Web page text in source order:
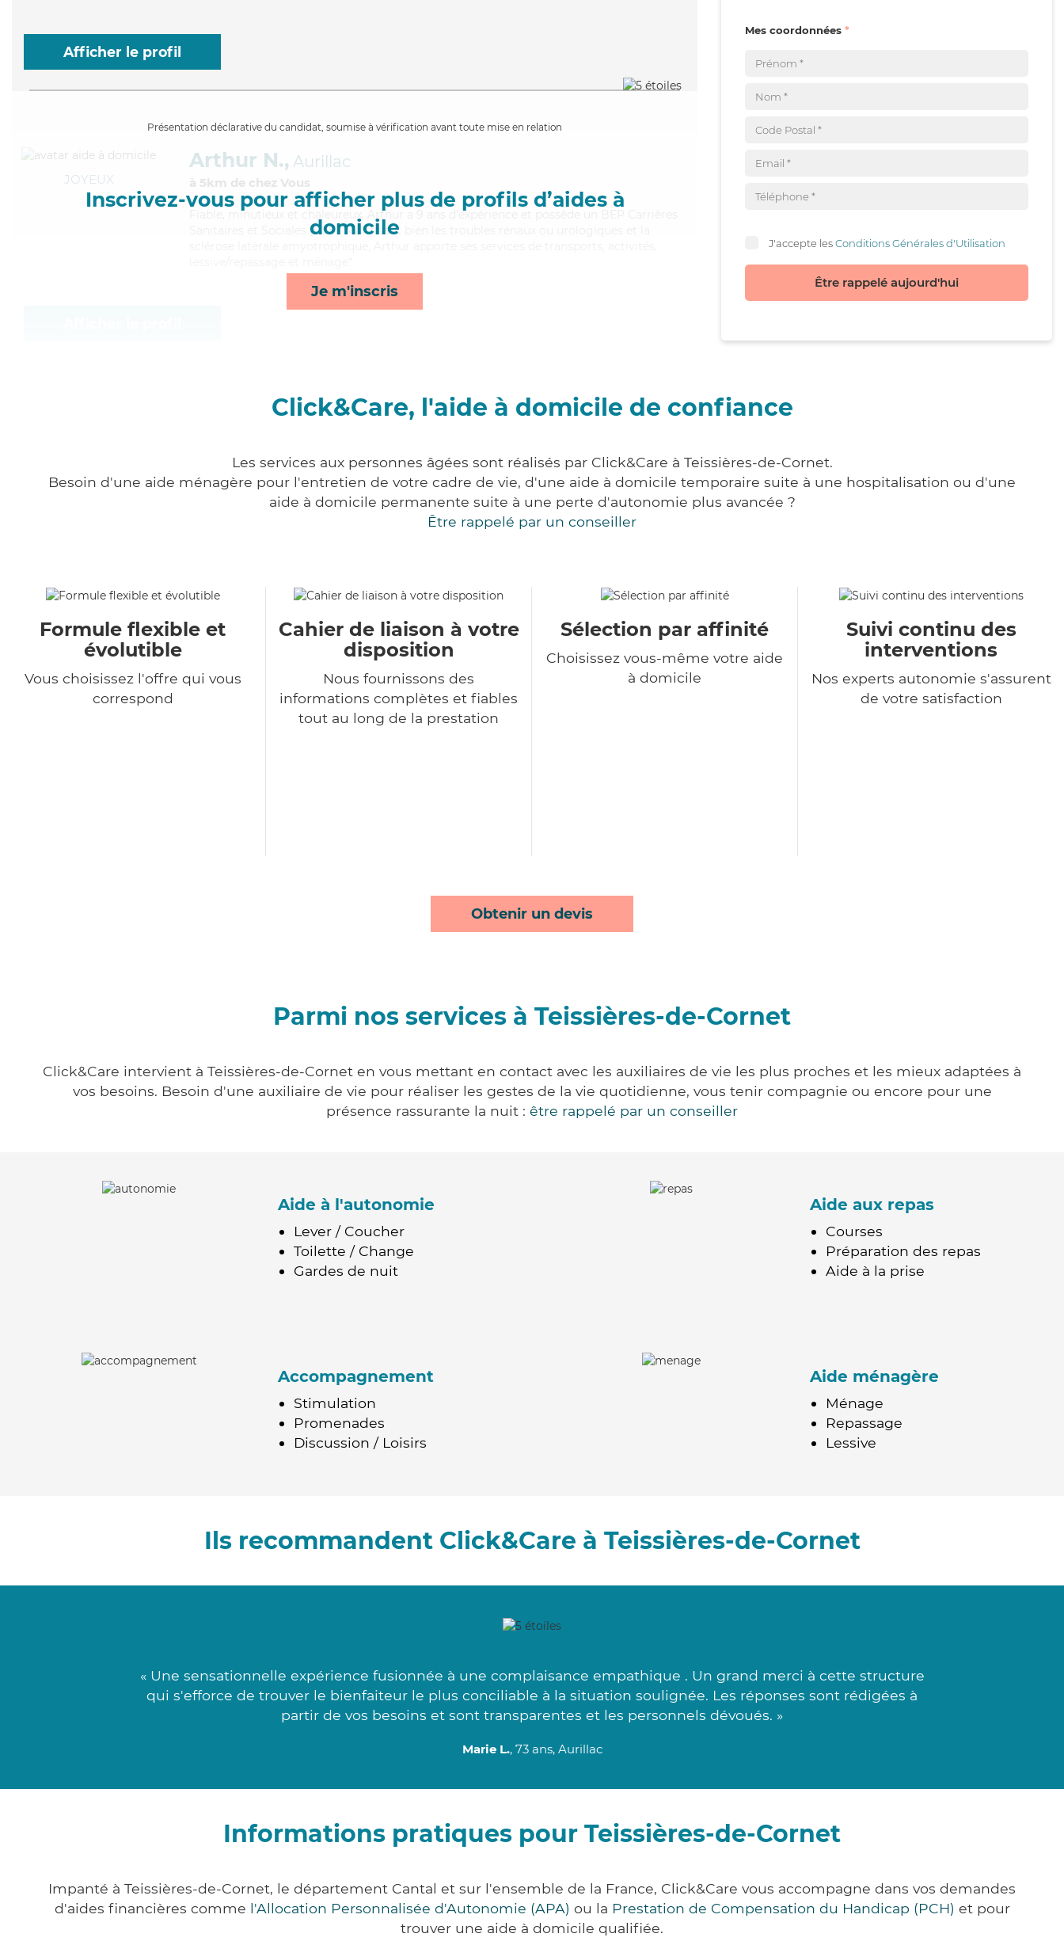
Afficher le profil
Présentation déclarative du candidat, soumise à vérification avant toute mise en relation
Inscrivez-vous pour afficher plus de profils d’aides à
domicile
Je m'inscris
JOYEUX
Arthur N., Aurillac
à 5km de chez Vous
, minutieux et chaleureux, Arthur a 9 ans d'expérience et possède un BEP Carrières
Sanitaires et Sociales (CSS). Maitrisant bien les troubles rénaux ou urologiques et la
Mes coordonnées
J'accepte lesConditions Générales d'Utilisation
Être rappelé aujourd'hui
Click&Care, l'aide à domicile de confiance
Les services aux personnes âgées sont réalisés par Click&Care à Teissières-de-Cornet.
Besoin d'une aide ménagère pour l'entretien de votre cadre de vie, d'une aide à domicile temporaire suite à une hospitalisation ou d'une
aide à domicile permanente suite à une perte d'autonomie plus avancée ?
Être rappelé par un conseiller
Formule flexible et
évolutible
Vous choisissez l'offre qui vous
correspond
Cahier de liaison à votre
disposition
Nous fournissons des
informations complètes et fiables
tout au long de la prestation
Sélection par affinité
Choisissez vous-même votre aide
à domicile
Suivi continu des
interventions
Nos experts autonomie s'assurent
de votre satisfaction
Obtenir un devis
Parmi nos services à Teissières-de-Cornet
Click&Care intervient à Teissières-de-Cornet en vous mettant en contact avec les auxiliaires de vie les plus proches et les mieux adaptées à
vos besoins. Besoin d'une auxiliaire de vie pour réaliser les gestes de la vie quotidienne, vous tenir compagnie ou encore pour une
présence rassurante la nuit : être rappelé par un conseiller
Aide à l'autonomie
Lever / Coucher
Toilette / Change
Gardes de nuit
Aide aux repas
Courses
Préparation des repas
Aide à la prise
Accompagnement
Stimulation
Promenades
Discussion / Loisirs
Aide ménagère
Ménage
Repassage
Lessive
Ils recommandent Click&Care à Teissières-de-Cornet
« Une sensationnelle expérience fusionnée à une complaisance empathique . Un grand merci à cette structure
qui s'efforce de trouver le bienfaiteur le plus conciliable à la situation soulignée. Les réponses sont rédigées à
partir de vos besoins et sont transparentes et les personnels dévoués. »
Marie L., 73 ans, Aurillac
Informations pratiques pour Teissières-de-Cornet
Impanté à Teissières-de-Cornet, le département Cantal et sur l'ensemble de la France, Click&Care vous accompagne dans vos demandes
d'aides financières comme l'Allocation Personnalisée d'Autonomie (APA) ou la Prestation de Compensation du Handicap (PCH) et pour
trouver une aide à domicile qualifiée.